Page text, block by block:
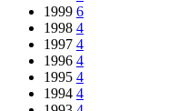
1999 6
1998 4
1997 4
1996 4
1995 4
1994 4